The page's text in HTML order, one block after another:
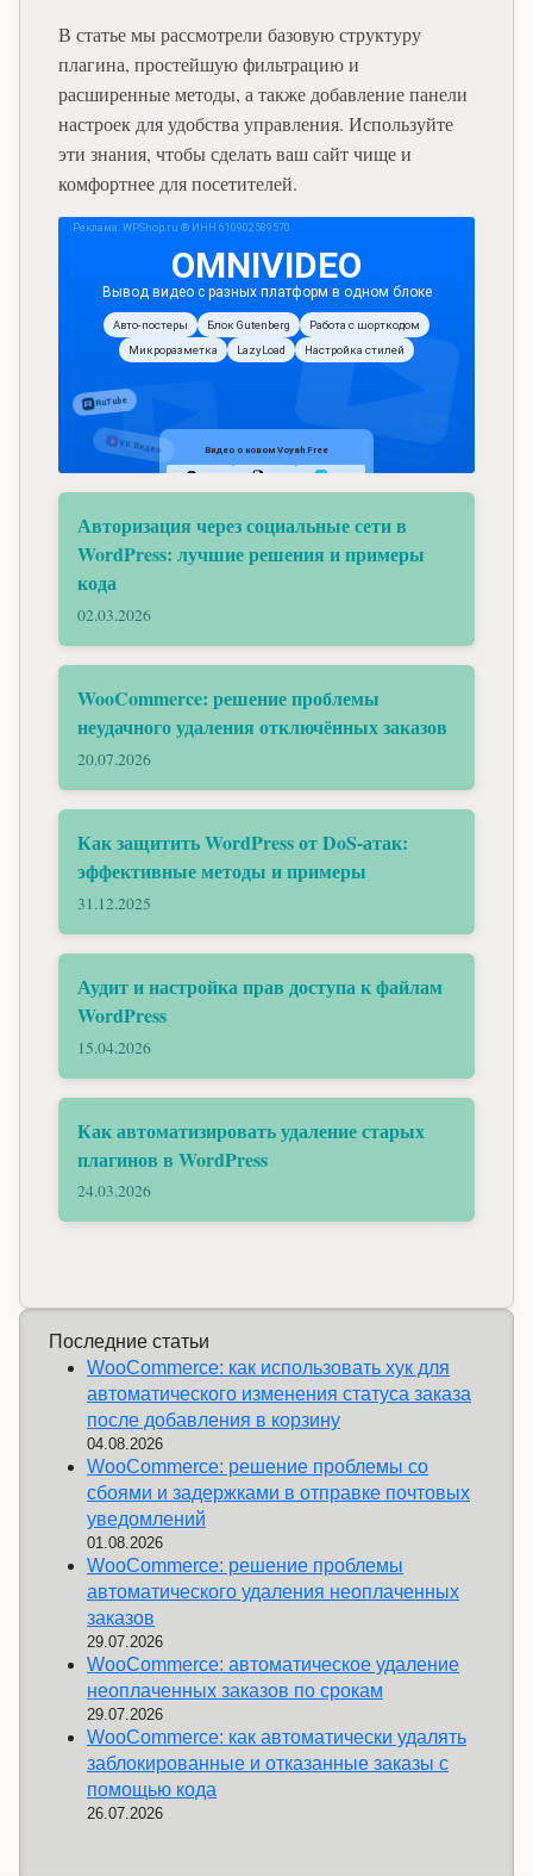
В статье мы рассмотрели базовую структуру
плагина, простейшую фильтрацию и
расширенные методы, а также добавление панели
настроек для удобства управления. Используйте
эти знания, чтобы сделать ваш сайт чище и
комфортнее для посетителей.
Авторизация через социальные сети в
WordPress: лучшие решения и примеры
кода
02.03.2026
WooCommerce: решение проблемы
неудачного удаления отключённых заказов
20.07.2026
Как защитить WordPress от DoS-атак:
эффективные методы и примеры
31.12.2025
Аудит и настройка прав доступа к файлам
WordPress
15.04.2026
Как автоматизировать удаление старых
плагинов в WordPress
24.03.2026
Последние статьи
WooCommerce: как использовать хук для
автоматического изменения статуса заказа
после добавления в корзину
04.08.2026
WooCommerce: решение проблемы со
сбоями и задержками в отправке почтовых
уведомлений
01.08.2026
WooCommerce: решение проблемы
автоматического удаления неоплаченных
заказов
29.07.2026
WooCommerce: автоматическое удаление
неоплаченных заказов по срокам
29.07.2026
WooCommerce: как автоматически удалять
заблокированные и отказанные заказы с
помощью кода
26.07.2026